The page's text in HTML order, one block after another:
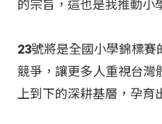
的宗旨，這也是我推動小
23號將是全國小學錦標
競爭，讓更多人重視台灣
上到下的深耕基層，孕育